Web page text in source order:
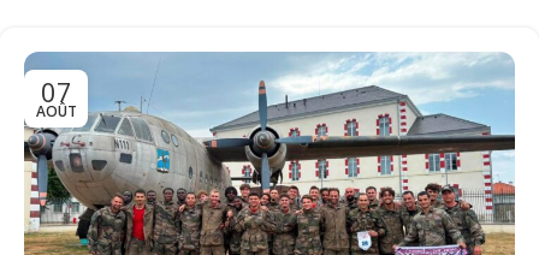
07
AOÛT